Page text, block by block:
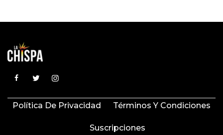
Política De Privacidad Términos Y Condiciones
Suscripciones